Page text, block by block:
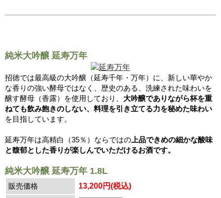
純米大吟醸 延寿万年
招徳では最高級の大吟醸（延寿千年・万年）に、新しい華やか
な香りの強い酵母ではなく、歴史のある、洗練された味わいを
醸す酵母（香露）を使用しており、 大吟醸でありながら杯を重
ねても飲み飽きのしない、料理を引き立てる力を秘めた味わい
を目指しています。
延寿万年は高精白（35％）ならではの 上品できめの細かな酸味
と馥郁とした香りが楽しんでいただけるお酒です。
純米大吟醸 延寿万年 1.8L
販売価格 13,200円(税込)